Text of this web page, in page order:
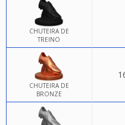
CHUTEIRA DE
TREINO
CHUTEIRA DE
BRONZE